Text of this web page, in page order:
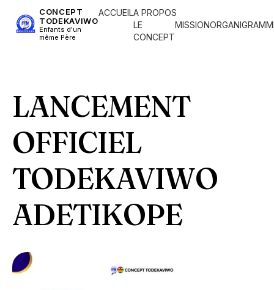
CONCEPT
TODEKAVIWO
Enfants d'un
même Père
ACCUEILA PROPOS
LE
CONCEPT
MISSION
LANCEMENT
OFFICIEL
TODEKAVIWO
ADETIKOPE